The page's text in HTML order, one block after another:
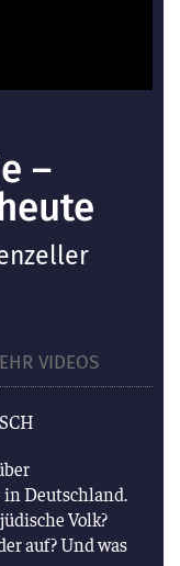
–
VIDEOS
Deutschland.
Volk?
auf? Und was